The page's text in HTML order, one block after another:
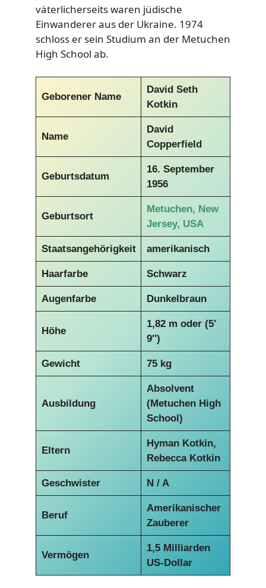
väterlicherseits waren jüdische
Einwanderer aus der Ukraine. 1974
schloss er sein Studium an der Metuchen
High School ab.
Geborener Name
David Seth
Kotkin
Name
David
Copperfield
Geburtsdatum
16. September
1956
Geburtsort
Metuchen, New
Jersey, USA
Staatsangehörigkeit amerikanisch
Haarfarbe Schwarz
Augenfarbe Dunkelbraun
Höhe
1,82 m oder (5′
9″)
Gewicht 75 kg
Ausbildung
Absolvent
(Metuchen High
School)
Eltern
Hyman Kotkin,
Rebecca Kotkin
Geschwister N / A
Beruf
Amerikanischer
Zauberer
Vermögen
1,5 Milliarden
US-Dollar